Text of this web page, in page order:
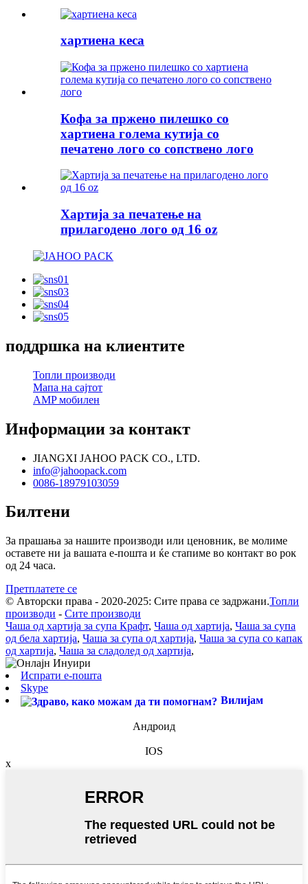
хартиена кеса
Кофа за пржено пилешко со
хартиена голема кутија со
печатено лого со сопствено лого
Хартија за печатење на
прилагодено лого од 16 oz
поддршка на клиентите
Топли производи
Мапа на сајтот
AMP мобилен
Информации за контакт
JIANGXI JAHOO PACK CO., LTD.
info@jahoopack.com
0086-18979103059
Билтени
За прашања за нашите производи или ценовник, ве молиме
оставете ни ја вашата е-пошта и ќе стапиме во контакт во рок
од 24 часа.
Претплатете се
© Авторски права - 2020-2025: Сите права се задржани.Топли
производи - Сите производи
Чаша од хартија за супа Крафт, Чаша од хартија, Чаша за супа
од бела хартија, Чаша за супа од хартија, Чаша за супа со капак
од хартија, Чаша за сладолед од хартија,
Испрати е-пошта
Skype
Вилијам
Андроид
IOS
x